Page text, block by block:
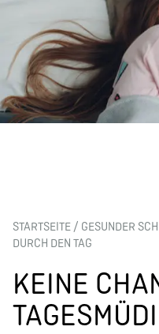
STARTSEITE / GESUNDER
DURCH DEN TAG
KEINE